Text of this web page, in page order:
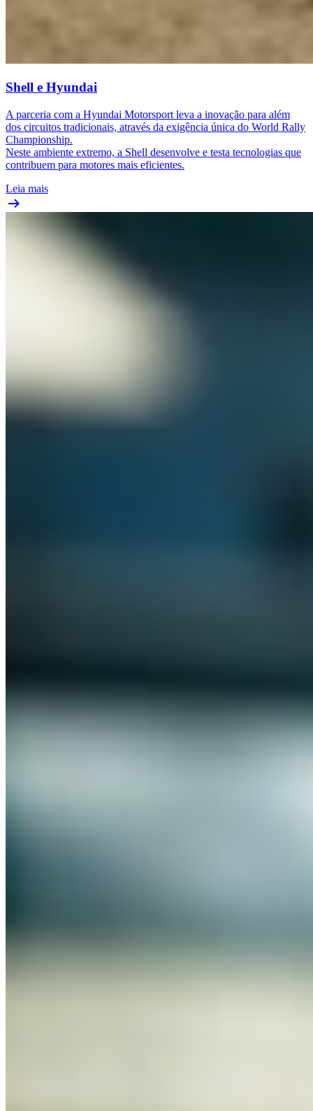
Shell e Hyundai
A parceria com a Hyundai Motorsport leva a inovação para além
dos circuitos tradicionais, através da exigência única do World Rally
Championship.
Neste ambiente extremo, a Shell desenvolve e testa tecnologias que
contribuem para motores mais eficientes.
Leia mais